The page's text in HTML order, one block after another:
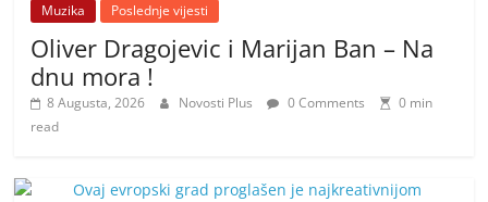
Muzika Poslednje vijesti
Oliver Dragojevic i Marijan Ban – Na
dnu mora !
8 Augusta, 2026 Novosti Plus 0 Comments
0 min
read